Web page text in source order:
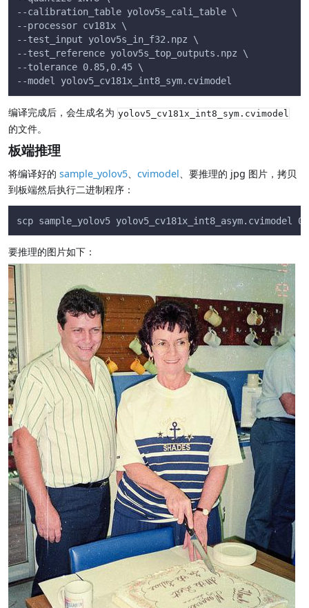
--calibration_table yolov5s_cali_table \
--processor cv181x \
--test_input yolov5s_in_f32.npz \
--test_reference yolov5s_top_outputs.npz \
--tolerance 0.85,0.45 \
--model yolov5_cv181x_int8_sym.cvimodel
编译完成后，会生成名为 yolov5_cv181x_int8_sym.cvimodel
的文件。
板端推理
将编译好的 sample_yolov5、 cvimodel 、要推理的 jpg 图片，拷贝
到板端然后执行二进制程序：
scp sample_yolov5 yolov5_cv181x_int8_asym.cvimodel
要推理的图片如下：